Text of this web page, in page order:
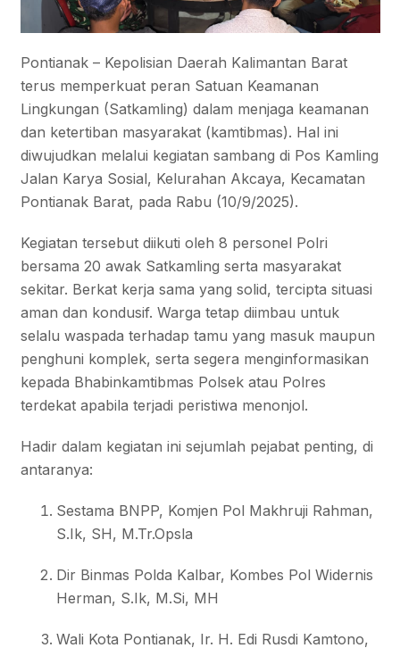
Pontianak – Kepolisian Daerah Kalimantan Barat
terus memperkuat peran Satuan Keamanan
Lingkungan (Satkamling) dalam menjaga keamanan
dan ketertiban masyarakat (kamtibmas). Hal ini
diwujudkan melalui kegiatan sambang di Pos Kamling
Jalan Karya Sosial, Kelurahan Akcaya, Kecamatan
Pontianak Barat, pada Rabu (10/9/2025).
Kegiatan tersebut diikuti oleh 8 personel Polri
bersama 20 awak Satkamling serta masyarakat
sekitar. Berkat kerja sama yang solid, tercipta situasi
aman dan kondusif. Warga tetap diimbau untuk
selalu waspada terhadap tamu yang masuk maupun
penghuni komplek, serta segera menginformasikan
kepada Bhabinkamtibmas Polsek atau Polres
terdekat apabila terjadi peristiwa menonjol.
Hadir dalam kegiatan ini sejumlah pejabat penting, di
antaranya:
Sestama BNPP, Komjen Pol Makhruji Rahman,
S.Ik, SH, M.Tr.Opsla
Dir Binmas Polda Kalbar, Kombes Pol Widernis
Herman, S.Ik, M.Si, MH
Wali Kota Pontianak, Ir. H. Edi Rusdi Kamtono,